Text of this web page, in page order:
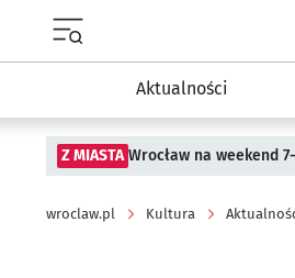
Aktualności
Z MIASTA Wrocław na weekend
wroclaw.pl Kultura